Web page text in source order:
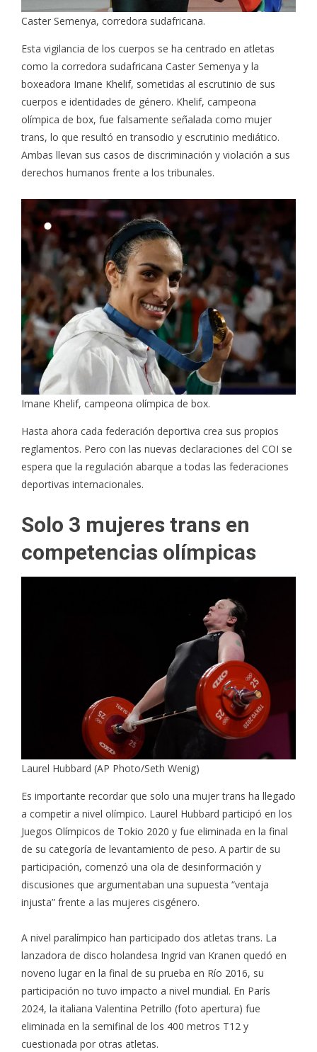
Caster Semenya, corredora sudafricana.
Esta vigilancia de los cuerpos se ha centrado en atletas
como la corredora sudafricana Caster Semenya y la
boxeadora Imane Khelif, sometidas al escrutinio de sus
cuerpos e identidades de género. Khelif, campeona
olímpica de box, fue falsamente señalada como mujer
trans, lo que resultó en transodio y escrutinio mediático.
Ambas llevan sus casos de discriminación y violación a sus
derechos humanos frente a los tribunales.
Imane Khelif, campeona olímpica de box.
Hasta ahora cada federación deportiva crea sus propios
reglamentos. Pero con las nuevas declaraciones del COI se
espera que la regulación abarque a todas las federaciones
deportivas internacionales.
Solo 3 mujeres trans en
competencias olímpicas
Laurel Hubbard (AP Photo/Seth Wenig)
Es importante recordar que solo una mujer trans ha llegado
a competir a nivel olímpico. Laurel Hubbard participó en los
Juegos Olímpicos de Tokio 2020 y fue eliminada en la final
de su categoría de levantamiento de peso. A partir de su
participación, comenzó una ola de desinformación y
discusiones que argumentaban una supuesta “ventaja
injusta” frente a las mujeres cisgénero.
A nivel paralímpico han participado dos atletas trans. La
lanzadora de disco holandesa Ingrid van Kranen quedó en
noveno lugar en la final de su prueba en Río 2016, su
participación no tuvo impacto a nivel mundial. En París
2024, la italiana Valentina Petrillo (foto apertura) fue
eliminada en la semifinal de los 400 metros T12 y
cuestionada por otras atletas.